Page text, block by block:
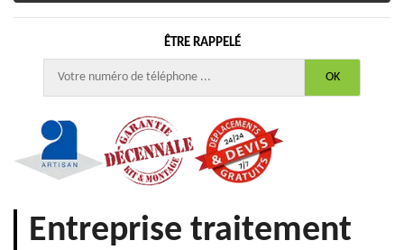
ÊTRE RAPPELÉ
Entreprise traitement